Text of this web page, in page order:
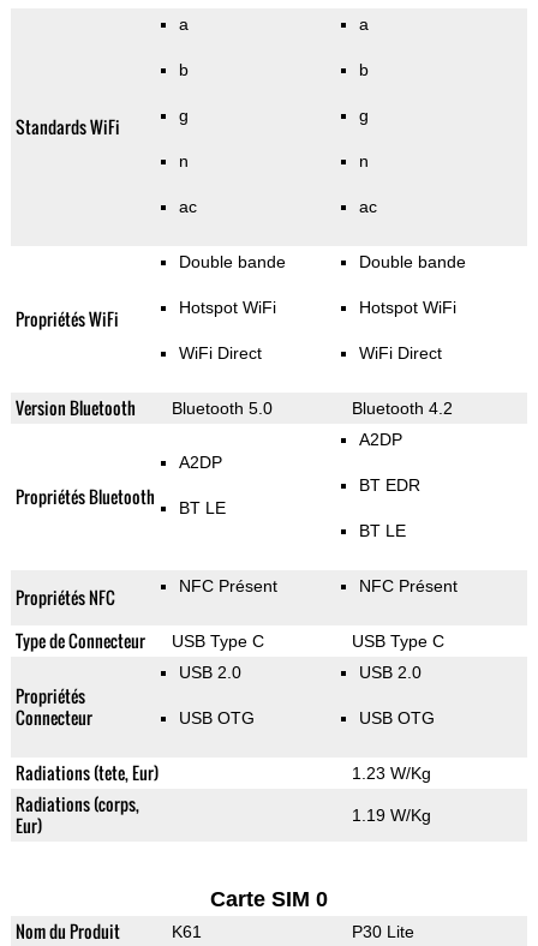
Standards WiFi
a
b
g
n
ac
a
b
g
n
ac
Propriétés WiFi
Double bande
Hotspot WiFi
WiFi Direct
Double bande
Hotspot WiFi
WiFi Direct
Version Bluetooth Bluetooth 5.0 Bluetooth 4.2
Propriétés Bluetooth
A2DP
BT LE
A2DP
BT EDR
BT LE
Propriétés NFC NFC Présent NFC Présent
Type de Connecteur USB Type C USB Type C
Propriétés
Connecteur
USB 2.0
USB OTG
USB 2.0
USB OTG
Radiations (tete, Eur) 1.23 W/Kg
Radiations (corps,
Eur)
1.19 W/Kg
Carte SIM 0
Nom du Produit K61 P30 Lite